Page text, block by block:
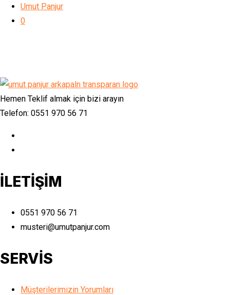
Umut Panjur
0
Hemen Teklif almak için bizi arayın
Telefon: 0551 970 56 71
İLETİŞİM
0551 970 56 71
musteri@umutpanjur.com
SERVİS
Müşterilerimizin Yorumları